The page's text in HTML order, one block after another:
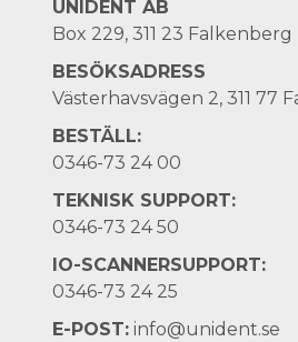
UNIDENT AB
Box 229, 311 23 Falkenberg
BESÖKSADRESS
Västerhavsvägen 2, 311 77
BESTÄLL:
0346-73 24 00
TEKNISK SUPPORT:
0346-73 24 50
IO-SCANNERSUPPORT:
0346-73 24 25
E-POST: info@unident.se